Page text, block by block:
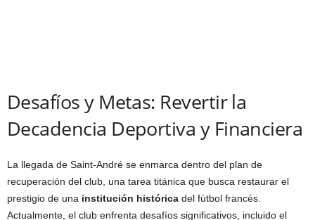
Desafíos y Metas: Revertir la
Decadencia Deportiva y Financiera
La llegada de Saint-André se enmarca dentro del plan de
recuperación del club, una tarea titánica que busca restaurar el
prestigio de una institución histórica del fútbol francés.
Actualmente, el club enfrenta desafíos significativos, incluido el